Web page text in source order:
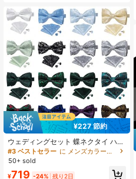
ています
¥227 節約
ウェディングセット 蝶ネクタイ ハン
カチ カフスボタン 3点セット
#3 ベストセラー
に メンズカラー＆アクセサリーセット
50+ sold
¥719 -24% 残り2日